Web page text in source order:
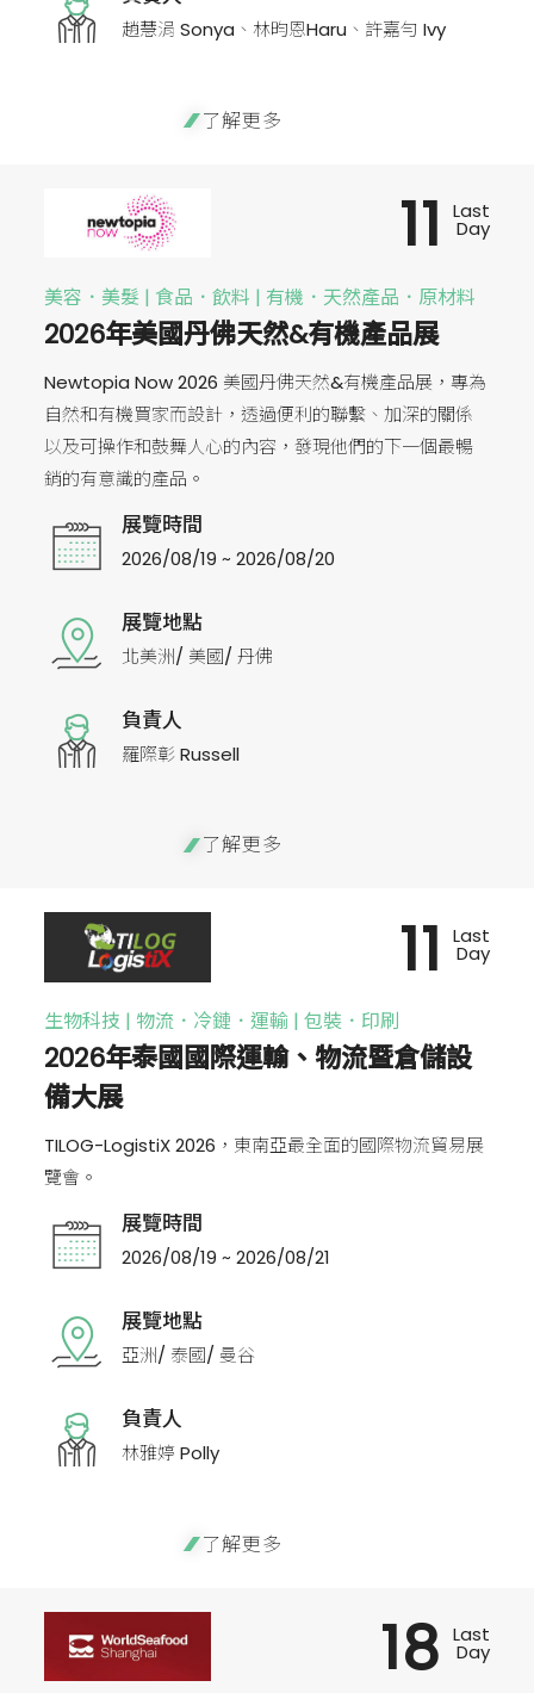
趙慧涓 Sonya、林昀恩Haru、許嘉勻 Ivy
了解更多
美容．美髮 | 食品．飲料 | 有機．天然產品．原材料
2026年美國丹佛天然&有機產品展
Newtopia Now 2026 美國丹佛天然&有機產品展，專為
自然和有機買家而設計，透過便利的聯繫、加深的關係
以及可操作和鼓舞人心的內容，發現他們的下一個最暢
銷的有意識的產品。
展覽時間
2026/08/19 ~ 2026/08/20
展覽地點
北美洲/ 美國/ 丹佛
負責人
羅際彰 Russell
11 Last
Day
了解更多
生物科技 | 物流．冷鏈．運輸 | 包裝．印刷
2026年泰國國際運輸、物流暨倉儲設
備大展
TILOG-LogistiX 2026，東南亞最全面的國際物流貿易展
覽會。
展覽時間
2026/08/19 ~ 2026/08/21
展覽地點
亞洲/ 泰國/ 曼谷
負責人
林雅婷 Polly
11 Last
Day
了解更多
18 Last
Day